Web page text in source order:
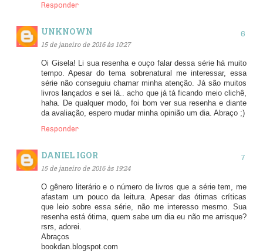
Responder
UNKNOWN
15 de janeiro de 2016 às 10:27
Oi Gisela! Li sua resenha e ouço falar dessa série há muito
tempo. Apesar do tema sobrenatural me interessar, essa
série não conseguiu chamar minha atenção. Já são muitos
livros lançados e sei lá.. acho que já tá ficando meio clichê,
haha. De qualquer modo, foi bom ver sua resenha e diante
da avaliação, espero mudar minha opinião um dia. Abraço ;)
Responder
DANIEL IGOR
15 de janeiro de 2016 às 19:24
O gênero literário e o número de livros que a série tem, me
afastam um pouco da leitura. Apesar das ótimas críticas
que leio sobre essa série, não me interesso mesmo. Sua
resenha está ótima, quem sabe um dia eu não me arrisque?
rsrs, adorei.
Abraços
bookdan.blogspot.com